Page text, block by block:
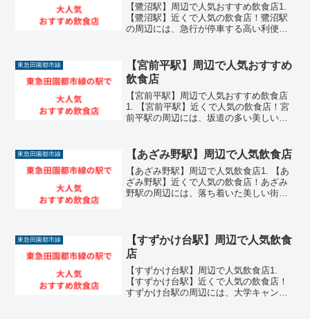
【鷺沼駅】周辺で人気おすすめ飲食店1.
【鷺沼駅】近くで人気の飲食店！鷺沼駅
の周辺には、急行が停車する高い利便性
まっています。東急田園都市線が乗り入
れる川崎市宮前区の主...
東急田園都市線
【宮前平駅】周辺で人気おすすめ
飲食店
【宮前平駅】周辺で人気おすすめ飲食店
1. 【宮前平駅】近くで人気の飲食店！宮
前平駅の周辺には、坂道の多い美しい街
まっています。東急田園都市線が乗り入
れる川崎市宮前区の区...
東急田園都市線 【あざみ野駅】周辺で人気飲食店
【あざみ野駅】周辺で人気飲食店1. 【あ
ざみ野駅】近くで人気の飲食店！あざみ
野駅の周辺には、落ち着いた美しい街並
地下鉄ブルーラインが...
東急田園都市線
【すずかけ台駅】周辺で人気飲食
店
【すずかけ台駅】周辺で人気飲食店1.
【すずかけ台駅】近くで人気の飲食店！
すずかけ台駅の周辺には、大学キャンパ